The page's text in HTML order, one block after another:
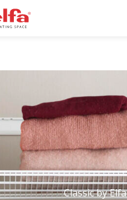
Classic by Elfa